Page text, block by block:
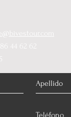
44 62 62